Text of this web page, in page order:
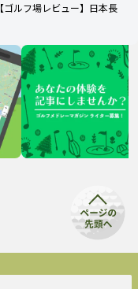
【ゴルフ場レビュー】日本長